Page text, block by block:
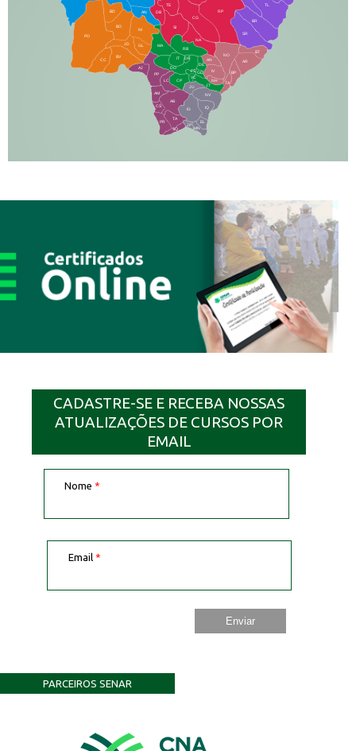
AN
TL
BR
SR
BT
AR
RP
CG
SI
NA
TA
NH
JT
RB
MA
IT
DR
DO
CP
JU
NV
IQ
EL
BD
BO
NI
JD
PO
BV
CC
PP
AJ
LC
AM
AB
JP
DB
TE
CS
PR
TA
SQ
IG
MN
NO
BP
GL
AN
IV
FS
VC
GD
DE
CADASTRE-SE E RECEBA NOSSAS
ATUALIZAÇÕES DE CURSOS POR
EMAIL
Nome *
Email *
PARCEIROS SENAR